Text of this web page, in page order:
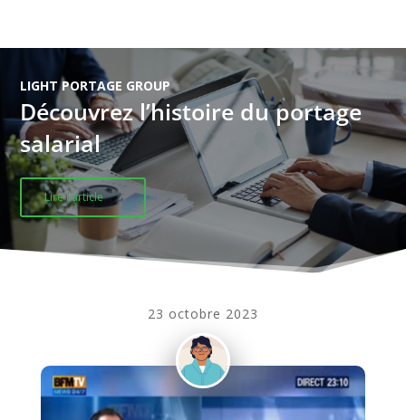
LIGHT PORTAGE GROUP
Découvrez l’histoire du portage
salarial
Lire l'article
23 octobre 2023